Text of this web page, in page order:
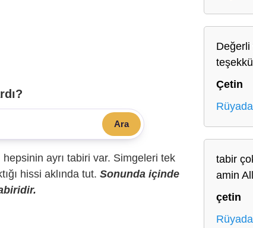
Ara
ayrı tabiri var. Simgeleri tek
hissi aklında tut. Sonunda içinde
Çetin
tabir
amin
çetin